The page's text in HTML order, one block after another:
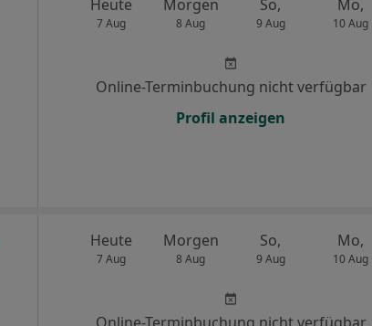
Heute
7 Aug
Morgen
8 Aug
So,
9 Aug
Mo,
10 Aug
Online-Terminbuchung nicht verfügbar
Profil anzeigen
Heute
7 Aug
Morgen
8 Aug
So,
9 Aug
Mo,
10 Aug